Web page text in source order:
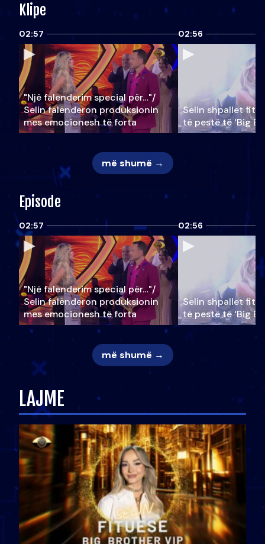
Klipe
02:57
"Një falenderim special për…"/
Selin falënderon produksionin
mes emocionesh të forta
02:56
Selin shpallet
të pestë të ‘Big
më shumë →
Episode
02:57
"Një falenderim special për…"/
Selin falënderon produksionin
mes emocionesh të forta
02:56
Selin shpallet
të pestë të ‘Big
më shumë →
LAJME